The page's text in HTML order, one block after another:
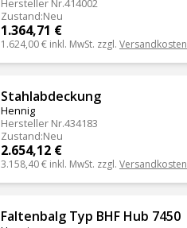
Zustand:Neu
1.364,71 €
1.624,00 € inkl. MwSt. zzgl. Versandkosten
Stahlabdeckung
Hennig
Hersteller Nr.434183
Zustand:Neu
2.654,12 €
3.158,40 € inkl. MwSt. zzgl. Versandkosten
Faltenbalg Typ BHF Hub 7450